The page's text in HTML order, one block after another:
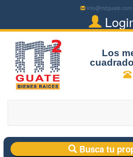
info@m2guate.com
Los
Busca tu